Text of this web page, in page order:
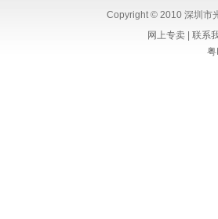
Copyright © 2010 深圳市
网上专卖
联系